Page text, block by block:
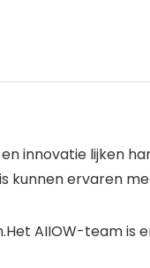
innovatie lijken
kunnen ervaren
AIIOW-team is